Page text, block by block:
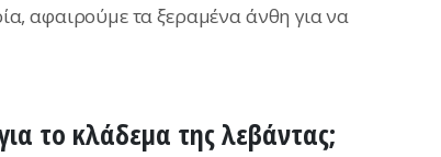
αφαιρούμε τα ξεραμένα άνθη για να
το κλάδεμα της λεβάντας;